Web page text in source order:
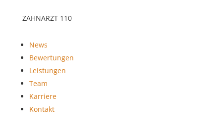
ZAHNARZT 110
News
Bewertungen
Leistungen
Team
Karriere
Kontakt